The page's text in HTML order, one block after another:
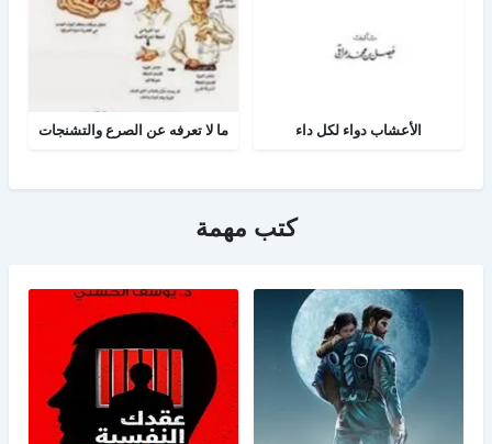
الأعشاب دواء لكل داء ما لا تعرفه عن الصرع والتشنجات
كتب مهمة